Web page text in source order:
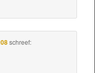
schreef: